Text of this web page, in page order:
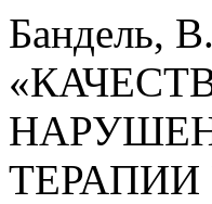
Бандель,